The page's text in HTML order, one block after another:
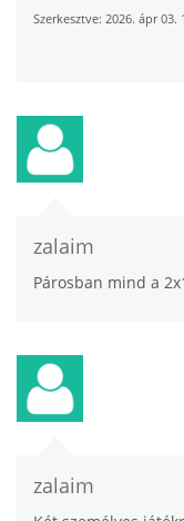
Szerkesztve: 2026. ápr 03.
zalaim
Párosban mind a
zalaim